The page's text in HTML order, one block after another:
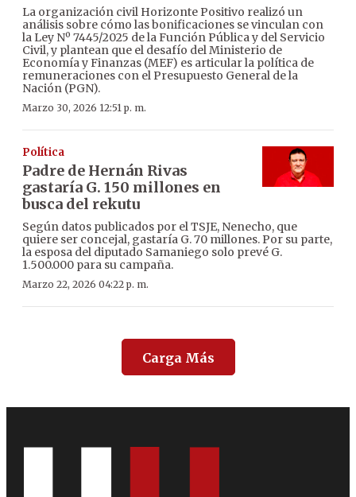
La organización civil Horizonte Positivo realizó un
análisis sobre cómo las bonificaciones se vinculan con
la Ley Nº 7445/2025 de la Función Pública y del Servicio
Civil, y plantean que el desafío del Ministerio de
Economía y Finanzas (MEF) es articular la política de
remuneraciones con el Presupuesto General de la
Nación (PGN).
Marzo 30, 2026 12:51 p. m.
Política
Padre de Hernán Rivas
gastaría G. 150 millones en
busca del rekutu
Según datos publicados por el TSJE, Nenecho, que
quiere ser concejal, gastaría G. 70 millones. Por su parte,
la esposa del diputado Samaniego solo prevé G.
1.500.000 para su campaña.
Marzo 22, 2026 04:22 p. m.
Carga Más